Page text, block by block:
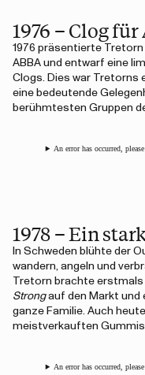
1976 – Clog für
1976 präsentierte
ABBA und entwarf eine
Clogs. Dies war Tretorns
eine bedeutende
berühmtesten Gruppen
An error has occurred,
1978 – Ein
In Schweden blühte der
wandern, angeln und
Tretorn brachte
Strongauf den Markt und
ganze Familie. Auch
meistverkauften
An error has occurred,